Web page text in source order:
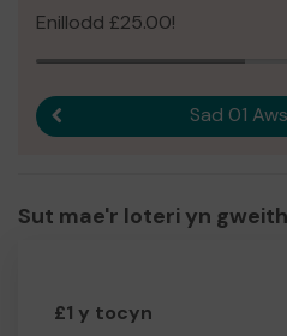
Enillodd £25.00!
Canlyniad blaenorolSad 01
Sut mae'r loteri yn
£1 y tocyn